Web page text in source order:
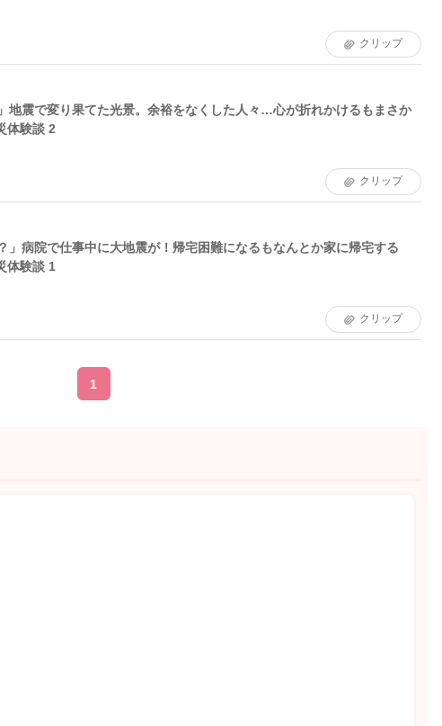
クリップ
地震で変り果てた光景。余裕をなくした人々…心が折れかけるもまさか
体験談 2
クリップ
」病院で仕事中に大地震が！帰宅困難になるもなんとか家に帰宅する
体験談 1
クリップ
1